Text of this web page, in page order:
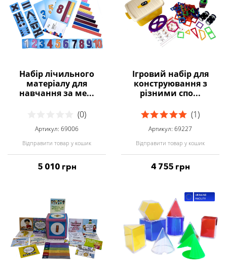
Набір лічильного
матеріалу для
навчання за ме...
(0)
Артикул: 69006
Відправити товар у кошик
5 010 грн
Ігровий набір для
конструювання з
різними спо...
(1)
Артикул: 69227
Відправити товар у кошик
4 755 грн